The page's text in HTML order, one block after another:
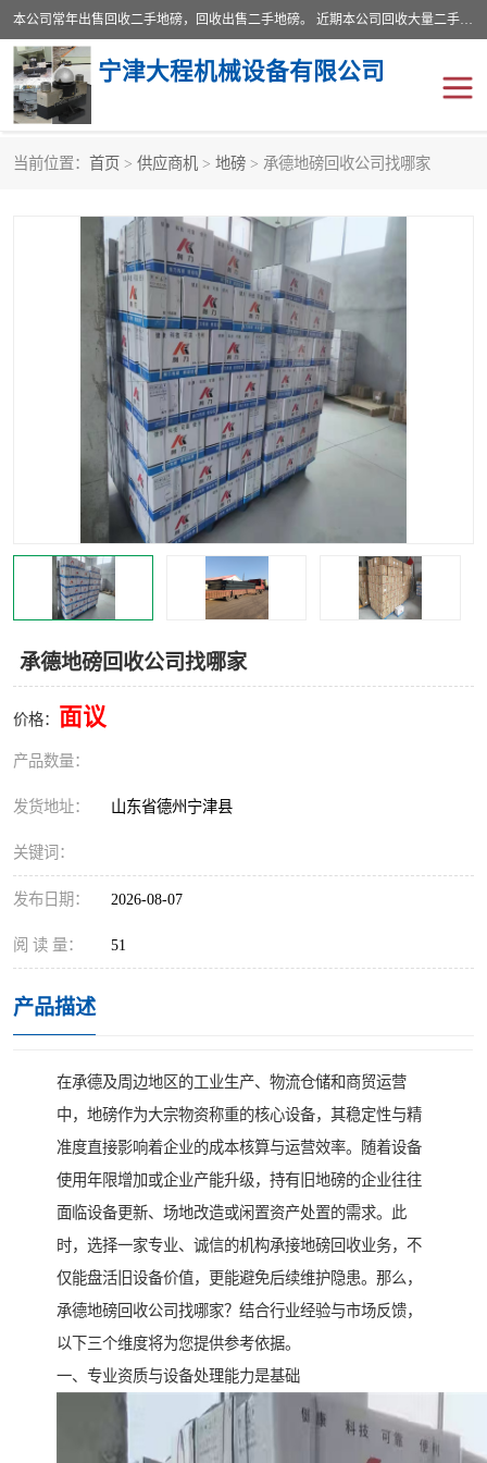
本公司常年出售回收二手地磅，回收出售二手地磅。 近期本公司回收大量二手地磅，型号齐全，宽度从2米到3.5米，长度5米到25米，承重吨位从10到200吨，成色7—9成新。 ? 使用年限6个月至2年，产品来源于个人闲置品，工矿企业停用品，因小换大而来。 精准度和新的一样， 二手地磅是内行人的选择，打个电话就省钱朋友您好等什么
宁津大程机械设备有限公司
当前位置： 首页 > 供应商机 > 地磅 > 承德地磅回收公司找哪家
承德地磅回收公司找哪家
价格： 面议
产品数量：
发货地址： 山东省德州宁津县
关键词：
发布日期： 2026-08-07
阅 读 量： 51
产品描述
在承德及周边地区的工业生产、物流仓储和商贸运营
中，地磅作为大宗物资称重的核心设备，其稳定性与精
准度直接影响着企业的成本核算与运营效率。随着设备
使用年限增加或企业产能升级，持有旧地磅的企业往往
面临设备更新、场地改造或闲置资产处置的需求。此
时，选择一家专业、诚信的机构承接地磅回收业务，不
仅能盘活旧设备价值，更能避免后续维护隐患。那么，
承德地磅回收公司找哪家？结合行业经验与市场反馈，
以下三个维度将为您提供参考依据。
一、专业资质与设备处理能力是基础
地磅传感器 废纸打包机
食品烘干机
装载机电子秤 输送机
半自动输送机 全自动输送机
食品螺旋塔
撕碎机 木材撕碎机
塑料撕碎机 金属撕碎机